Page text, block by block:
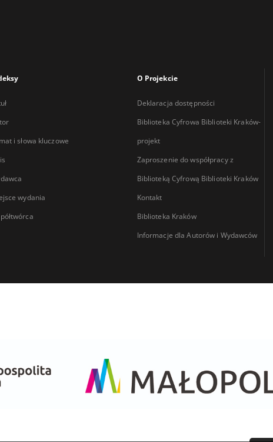
i słowa kluczowe
wydania
O Projekcie
Deklaracja dostępności
Biblioteka Cyfrowa Biblioteki Kraków-
projekt
Zaproszenie do współpracy z
Biblioteką Cyfrową Biblioteki Kraków
Kontakt
Biblioteka Kraków
Informacje dla Autorów i Wydawców